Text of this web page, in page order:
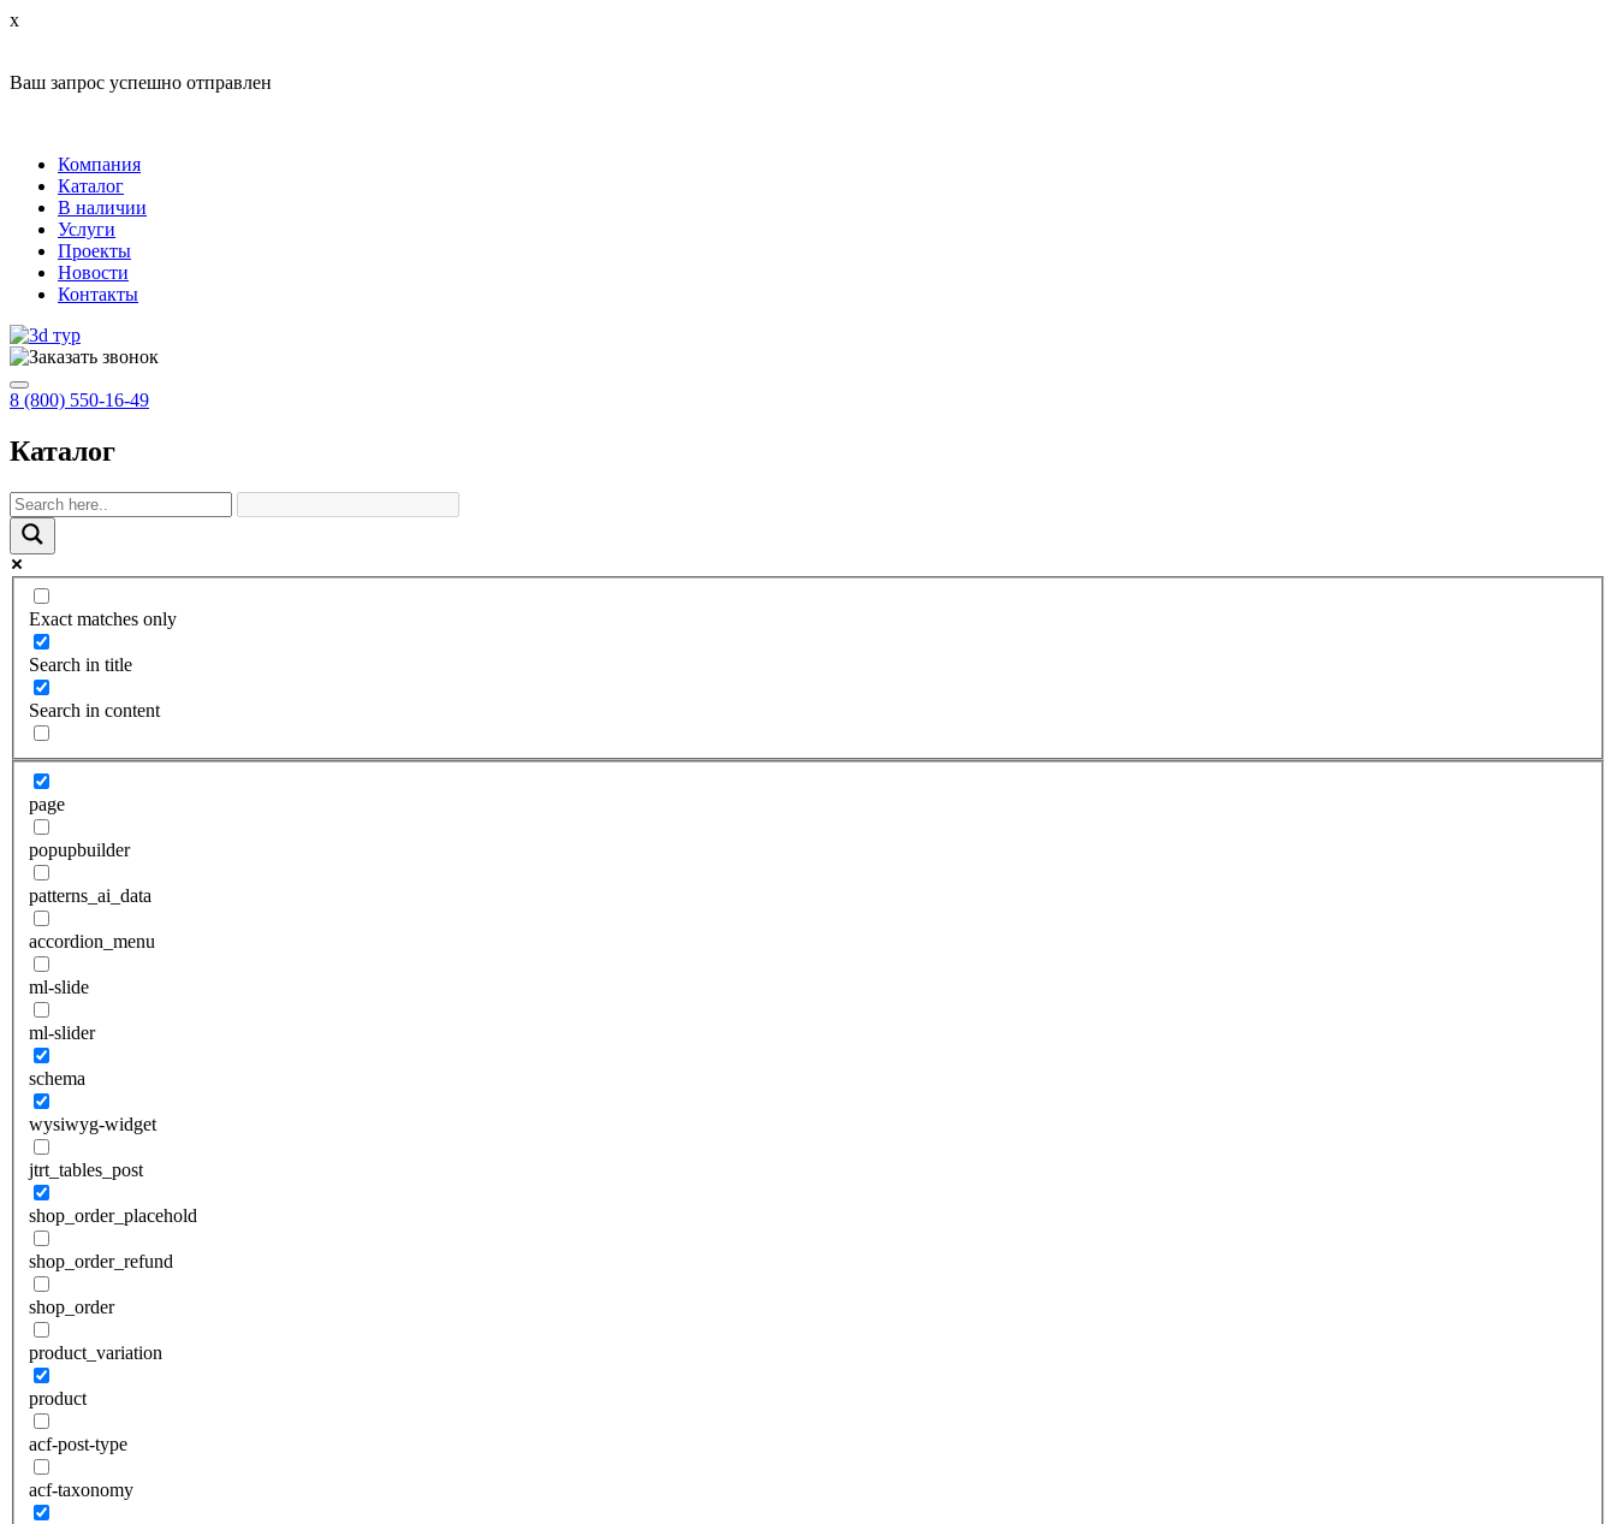
x
Ваш запрос успешно отправлен
Компания
Каталог
В наличии
Услуги
Проекты
Новости
Контакты
8 (800) 550-16-49
Каталог
Exact matches only
Search in title
Search in content
page
popupbuilder
patterns_ai_data
accordion_menu
ml-slide
ml-slider
schema
wysiwyg-widget
jtrt_tables_post
shop_order_placehold
shop_order_refund
shop_order
product_variation
product
acf-post-type
acf-taxonomy